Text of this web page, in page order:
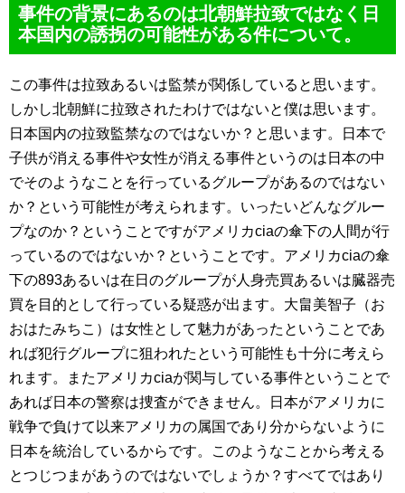
事件の背景にあるのは北朝鮮拉致ではなく日
本国内の誘拐の可能性がある件について。
この事件は拉致あるいは監禁が関係していると思います。
しかし北朝鮮に拉致されたわけではないと僕は思います。
日本国内の拉致監禁なのではないか？と思います。日本で
子供が消える事件や女性が消える事件というのは日本の中
でそのようなことを行っているグループがあるのではない
か？という可能性が考えられます。いったいどんなグルー
プなのか？ということですがアメリカciaの傘下の人間が行
っているのではないか？ということです。アメリカciaの傘
下の893あるいは在日のグループが人身売買あるいは臓器売
買を目的として行っている疑惑が出ます。大畠美智子（お
おはたみちこ）は女性として魅力があったということであ
れば犯行グループに狙われたという可能性も十分に考えら
れます。またアメリカciaが関与している事件ということで
あれば日本の警察は捜査ができません。日本がアメリカに
戦争で負けて以来アメリカの属国であり分からないように
日本を統治しているからです。このようなことから考える
とつじつまがあうのではないでしょうか？すべてではあり